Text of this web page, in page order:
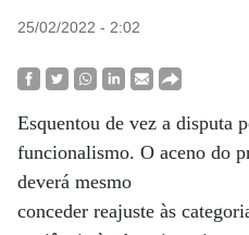
25/02/2022 - 2:02
Esquentou de vez a disputa
funcionalismo. O aceno do
deverá mesmo
conceder reajuste às